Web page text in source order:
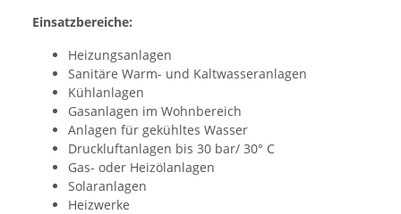
Einsatzbereiche:
Heizungsanlagen
Sanitäre Warm- und Kaltwasseranlagen
Kühlanlagen
Gasanlagen im Wohnbereich
Anlagen für gekühltes Wasser
Druckluftanlagen bis 30 bar/ 30° C
Gas- oder Heizölanlagen
Solaranlagen
Heizwerke